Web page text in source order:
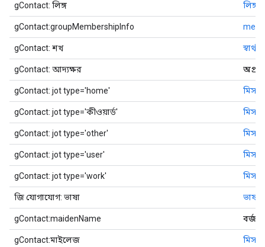
gContact: লিঙ্গ লিঙ্গ
gContact:groupMembershipInfo
gContact: শখ স্বার্থ
gContact: আদ্যক্ষর
gContact: jot type='home'
gContact: jot type='কীওয়ার্ড'
gContact: jot type='other'
gContact: jot type='user'
gContact: jot type='work'
জি যোগাযোগ: ভাষা ভাষা
gContact:maidenName বর্জন
gContact:মাইলেজ